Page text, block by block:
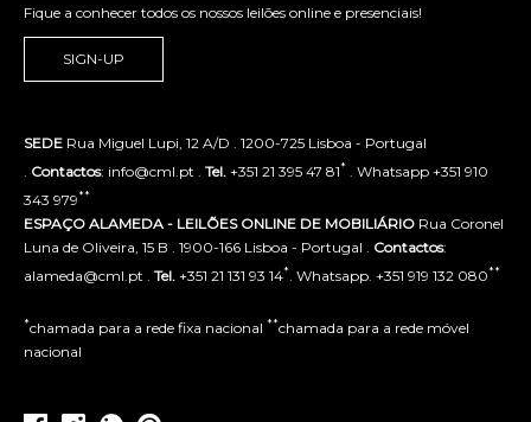
Fique a conhecer todos os nossos leilões online e presenciais!
SIGN-UP
SEDE Rua Miguel Lupi, 12 A/D . 1200-725 Lisboa - Portugal
Contactos: info@cml.pt . Tel. +351 21 395 47 81* . Whatsapp +351 910
343 979**
ESPAÇO ALAMEDA - LEILÕES ONLINE DE MOBILIÁRIO Rua Coronel
Luna de Oliveira, 15 B . 1900-166 Lisboa - Portugal . Contactos:
alameda@cml.pt . Tel. +351 21 131 93 14* . Whatsapp. +351 919 132 080**
*chamada para a rede fixa nacional **chamada para a rede móvel
nacional